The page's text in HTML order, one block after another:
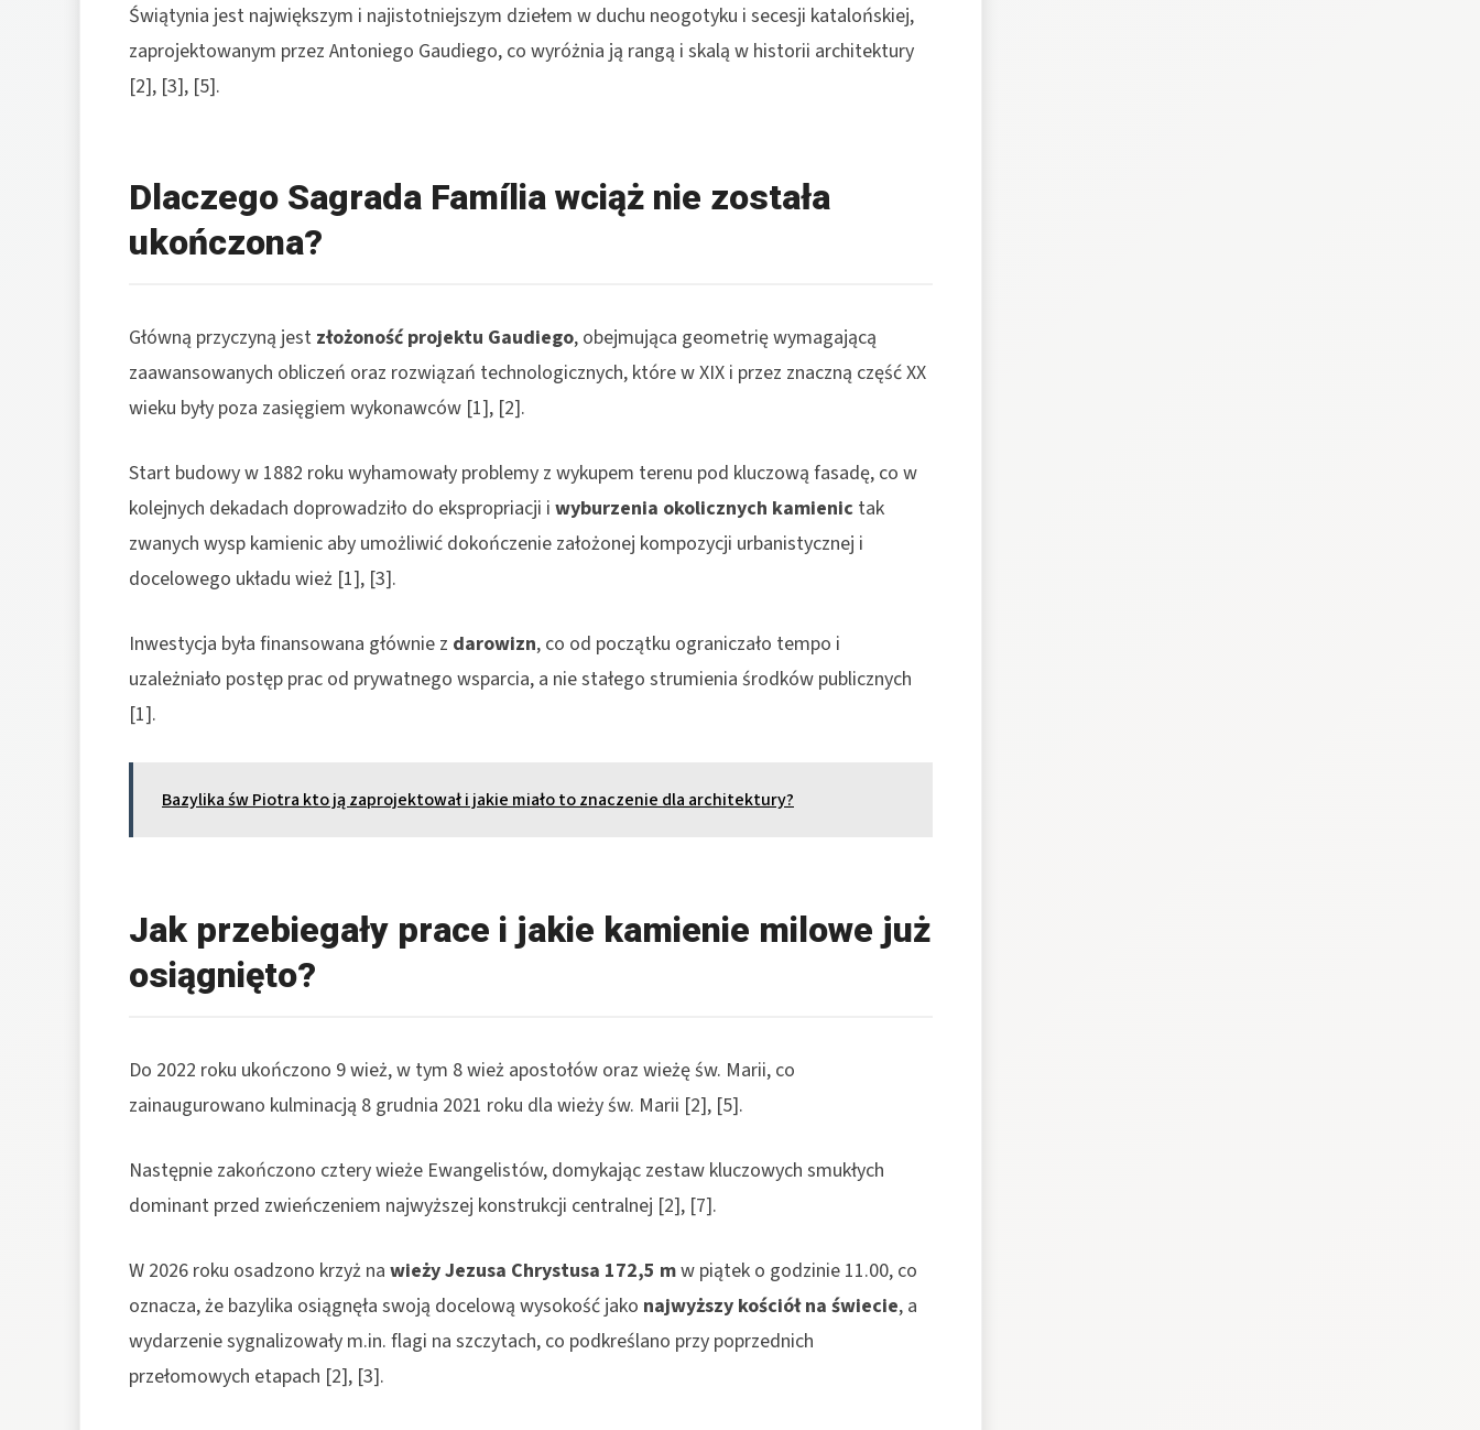
Świątynia jest największym i najistotniejszym dziełem w duchu neogotyku i secesji katalońskiej,
zaprojektowanym przez Antoniego Gaudiego, co wyróżnia ją rangą i skalą w historii architektury
[2], [3], [5].
Dlaczego Sagrada Família wciąż nie została
ukończona?
Główną przyczyną jest złożoność projektu Gaudiego, obejmująca geometrię wymagającą
zaawansowanych obliczeń oraz rozwiązań technologicznych, które w XIX i przez znaczną część XX
wieku były poza zasięgiem wykonawców [1], [2].
Start budowy w 1882 roku wyhamowały problemy z wykupem terenu pod kluczową fasadę, co w
kolejnych dekadach doprowadziło do ekspropriacji i wyburzenia okolicznych kamienic tak
zwanych wysp kamienic aby umożliwić dokończenie założonej kompozycji urbanistycznej i
docelowego układu wież [1], [3].
Inwestycja była finansowana głównie z darowizn, co od początku ograniczało tempo i
uzależniało postęp prac od prywatnego wsparcia, a nie stałego strumienia środków publicznych
[1].
Bazylika św Piotra kto ją zaprojektował i jakie miało to znaczenie dla architektury?
Jak przebiegały prace i jakie kamienie milowe już
osiągnięto?
Do 2022 roku ukończono 9 wież, w tym 8 wież apostołów oraz wieżę św. Marii, co
zainaugurowano kulminacją 8 grudnia 2021 roku dla wieży św. Marii [2], [5].
Następnie zakończono cztery wieże Ewangelistów, domykając zestaw kluczowych smukłych
dominant przed zwieńczeniem najwyższej konstrukcji centralnej [2], [7].
W 2026 roku osadzono krzyż na wieży Jezusa Chrystusa 172,5 mw piątek o godzinie 11.00, co
oznacza, że bazylika osiągnęła swoją docelową wysokość jako najwyższy kościół na świecie, a
wydarzenie sygnalizowały m.in. flagi na szczytach, co podkreślano przy poprzednich
przełomowych etapach [2], [3].